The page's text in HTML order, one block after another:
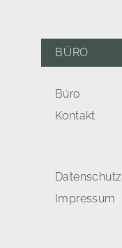
BÜRO
Büro
Kontakt
Datenschutz
Impressum